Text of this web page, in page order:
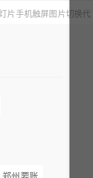
片手机触屏图片切换代